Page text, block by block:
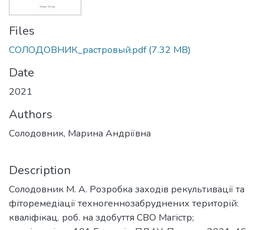
Files
СОЛОДОВНИК_растровый.pdf(7.32 MB)
Date
2021
Authors
Солодовник, Марина Андріївна
Description
Солодовник М. А. Розробка заходів рекультивації та
фіторемедіації техногеннозабруднених територій:
кваліфікац. роб. на здобуття СВО Магістр;